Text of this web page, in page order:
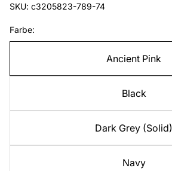
SKU: c3205823-789-74
Farbe:
Ancient Pink
Black
Dark Grey (Solid)
Navy